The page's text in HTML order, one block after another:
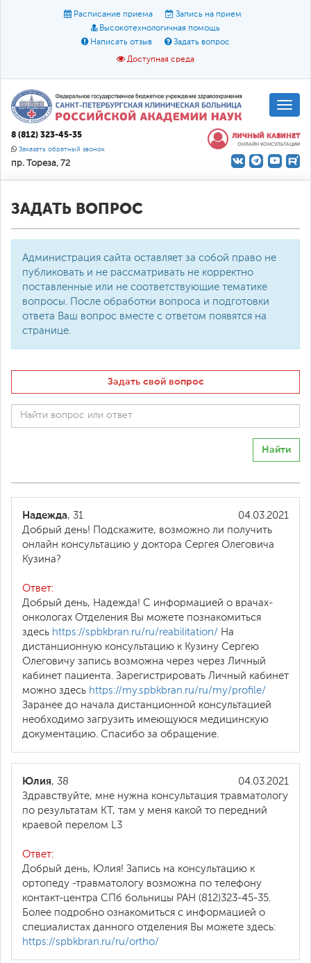
Расписание приема
Запись на прием
Высокотехнологичная помощь
Написать отзыв
Задать вопрос
Доступная среда
Размер шрифта: A A A
Цвет:
О доступной среде
8 (812) 323-45-35
Заказать обратный звонок
пр. Тореза, 72
ЛИЧНЫЙ КАБИНЕТ
ОНЛАЙН КОНСУЛЬТАЦИИ
ЗАДАТЬ ВОПРОС
Администрация сайта оставляет за собой право не
публиковать и не рассматривать не корректно
поставленные или не соответствующие тематике
вопросы. После обработки вопроса и подготовки
ответа Ваш вопрос вместе с ответом появятся на
странице.
Задать свой вопрос
Найти
04.03.2021
Надежда, 31
Добрый день! Подскажите, возможно ли получить
онлайн консультацию у доктора Сергея Олеговича
Кузина?
Ответ:
Добрый день, Надежда! С информацией о врачах-
онкологах Отделения Вы можете познакомиться
здесь https://spbkbran.ru/ru/reabilitation/ На
дистанционную консультацию к Кузину Сергею
Олеговичу запись возможна через через Личный
кабинет пациента. Зарегистрировать Личный кабинет
можно здесь https://my.spbkbran.ru/ru/my/profile/
Заранее до начала дистанционной консультацией
необходимо загрузить имеющуюся медицинскую
документацию. Спасибо за обращение.
04.03.2021
Юлия, 38
Здравствуйте, мне нужна консультация травматологу
по результатам КТ, там у меня какой то передний
краевой перелом L3
Ответ:
Добрый день, Юлия! Запись на консультацию к
ортопеду -травматологу возможна по телефону
контакт-центра СПб больницы РАН (812)323-45-35.
Более подробно ознакомиться с информацией о
специалистах данного отделения Вы можете здесь:
https://spbkbran.ru/ru/ortho/